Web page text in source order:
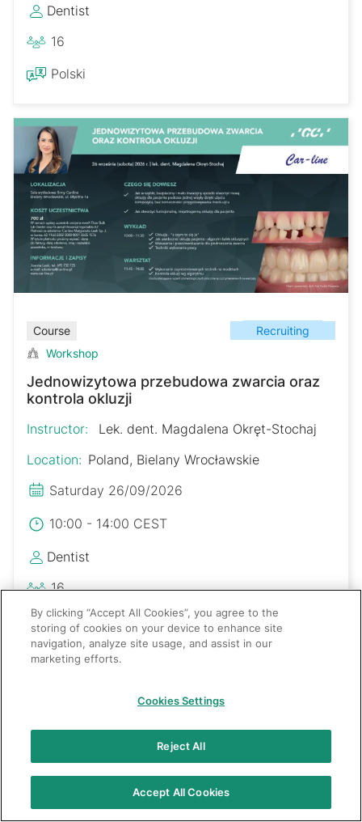
Dentist
16
Polski
Course
Recruiting
Workshop
Jednowizytowa przebudowa zwarcia oraz
kontrola okluzji
Instructor:
Lek. dent. Magdalena Okręt-Stochaj
Location: Poland, Bielany Wrocławskie
Saturday 26/09/2026
10:00 - 14:00 CEST
Dentist
16
Polski
By clicking “Accept All Cookies”, you agree to the
storing of cookies on your device to enhance site
navigation, analyze site usage, and assist in our
marketing efforts.
Cookies Settings
Reject All
Accept All Cookies